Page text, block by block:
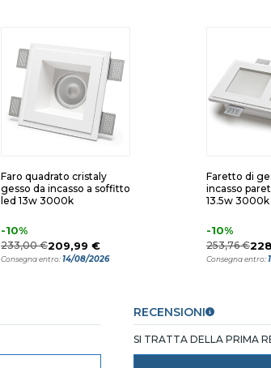
Faro quadrato cristaly
gesso da incasso a soffitto
led 13w 3000k
-10%
233,00 €209,99 €
Consegna entro:14/08/2026
Faretto di
incasso
13.5w 3000k
-10%
253,76 €
Consegna entro:
RECENSIONI
SI TRATTA DELLA PRIMA